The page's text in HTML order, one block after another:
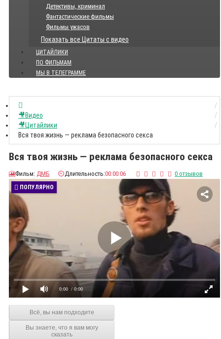
Детективы, криминал
Фантастические фильмы
Фильмы ужасов
Показать все Цитаты с видео
ЦИТАЙЛИКИ
ПО ФИЛЬМАМ
МЫ В ТЕЛЕГРАММЕ
🎥Видео
🎥Цитайлики
Вся твоя жизнь — реклама безопасного секса
Вся твоя жизнь — реклама безопасного секса
🎦Фильм: ДМБ ⏲️Длительность:00:00:06 0 отзывов
ПОПУЛЯРНО
0:00 / 0:00
Всё, вы нам подходите
Вы знаете, что я вам могу
сказать